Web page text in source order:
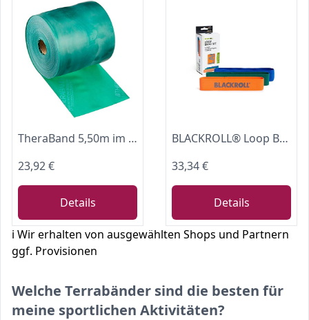
TheraBand 5,50m im Vorratsrolle | Fitnessband | Gymnastikband | Stretchband für Ganzkörpertraining | Widerstandsband | Terrabänder Therapie, Reha |100% Naturlatex Grün
23,92 €
Details
BLACKROLL® Loop Band Set (3er), Fitnessband Set für funktionales Training, hautfreundliche Trainingsbänder in 3 Stärken: leicht (orange), mittel (grün) & stark (blau), Made in Germany
33,34 €
Details
ℹ️ Wir erhalten von ausgewählten Shops und Partnern
ggf. Provisionen
Welche Terrabänder sind die besten für
meine sportlichen Aktivitäten?